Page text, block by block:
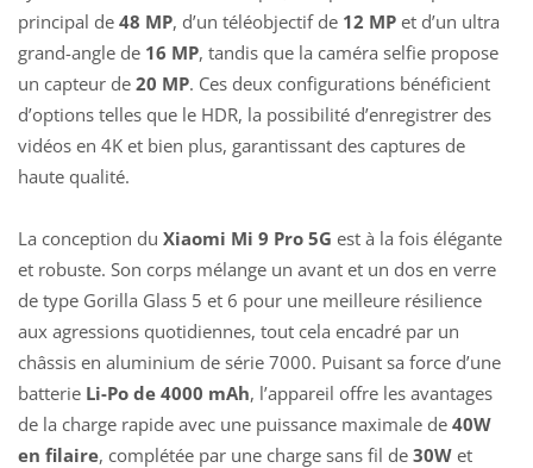
principal de 48 MP, d’un téléobjectif de 12 MP et d’un ultra
grand-angle de 16 MP, tandis que la caméra selfie propose
un capteur de 20 MP. Ces deux configurations bénéficient
d’options telles que le HDR, la possibilité d’enregistrer des
vidéos en 4K et bien plus, garantissant des captures de
haute qualité.
La conception du Xiaomi Mi 9 Pro 5G est à la fois élégante
et robuste. Son corps mélange un avant et un dos en verre
de type Gorilla Glass 5 et 6 pour une meilleure résilience
aux agressions quotidiennes, tout cela encadré par un
châssis en aluminium de série 7000. Puisant sa force d’une
batterie Li-Po de 4000 mAh, l’appareil offre les avantages
de la charge rapide avec une puissance maximale de 40W
en filaire, complétée par une charge sans fil de 30W et